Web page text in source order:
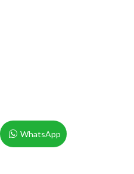
WhatsApp